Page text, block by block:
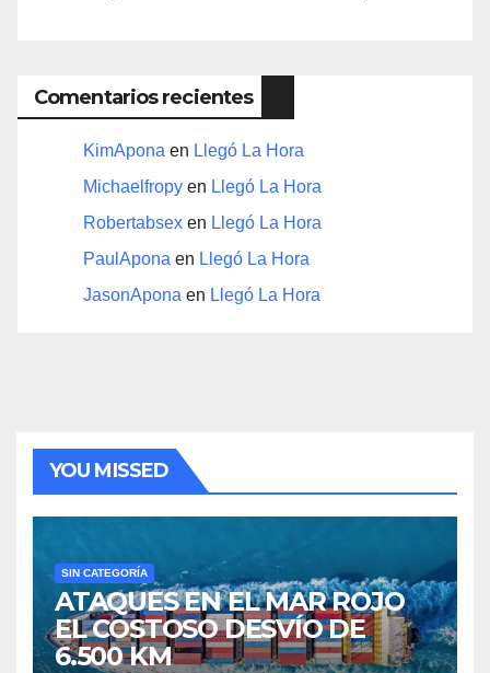
Comentarios recientes
KimApona en Llegó La Hora
Michaelfropy en Llegó La Hora
Robertabsex en Llegó La Hora
PaulApona en Llegó La Hora
JasonApona en Llegó La Hora
YOU MISSED
SIN CATEGORÍA
ATAQUES EN EL MAR ROJO
EL COSTOSO DESVÍO DE
6.500 KM